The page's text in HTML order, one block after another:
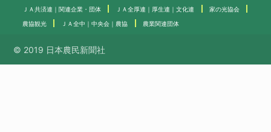
ＪＡ共済連｜関連企業・団体 ＪＡ全厚連｜厚生連｜文化連 家の光協会
農協観光 ＪＡ全中｜中央会｜農協 農業関連団体
© 2019 日本農民新聞社